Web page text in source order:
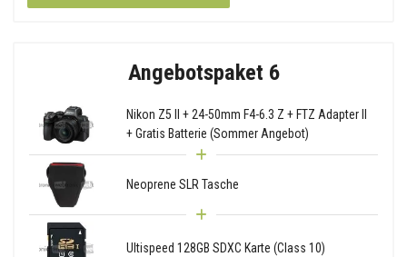
Angebotspaket 6
Nikon Z5 II + 24-50mm F4-6.3 Z + FTZ Adapter II
+ Gratis Batterie (Sommer Angebot)
Neoprene SLR Tasche
Ultispeed 128GB SDXC Karte (Class 10)